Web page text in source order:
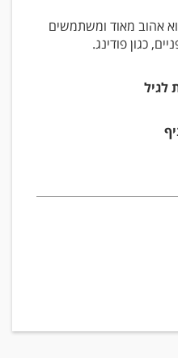
אהוב מאוד ומשתמשים
כגון פודינג.
לגיל